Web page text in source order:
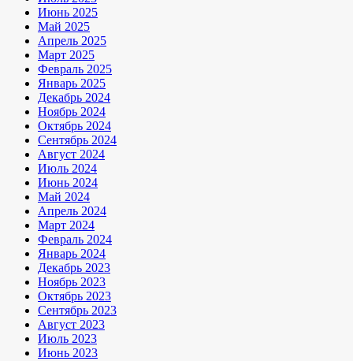
Июнь 2025
Май 2025
Апрель 2025
Март 2025
Февраль 2025
Январь 2025
Декабрь 2024
Ноябрь 2024
Октябрь 2024
Сентябрь 2024
Август 2024
Июль 2024
Июнь 2024
Май 2024
Апрель 2024
Март 2024
Февраль 2024
Январь 2024
Декабрь 2023
Ноябрь 2023
Октябрь 2023
Сентябрь 2023
Август 2023
Июль 2023
Июнь 2023